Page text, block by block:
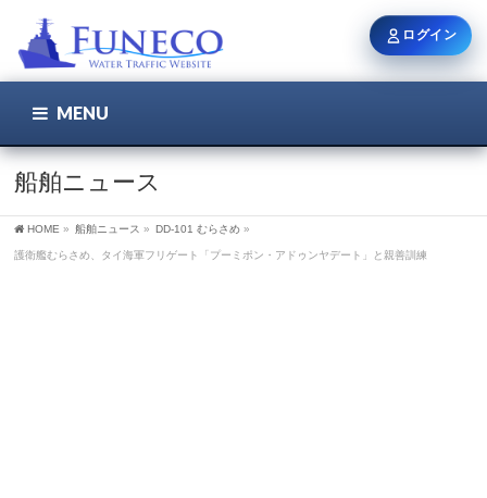
MENU
船舶ニュース
HOME » 船舶ニュース » DD-101 むらさめ »
護衛艦むらさめ、タイ海軍フリゲート「プーミポン・アドゥンヤデート」と親善訓練
ログイン
ユーザー名 / メール